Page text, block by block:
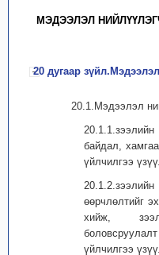
МЭДЭЭЛЭЛ
20 дугаар
20.1.Мэдээлэл
байдал,
үйлчилгээ
өөрчлөлтийг
хийж,
үйлчилгээ